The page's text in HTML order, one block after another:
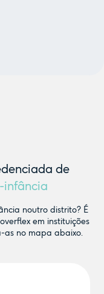
de
infância
noutro distrito? É
em instituições
as no mapa abaixo.